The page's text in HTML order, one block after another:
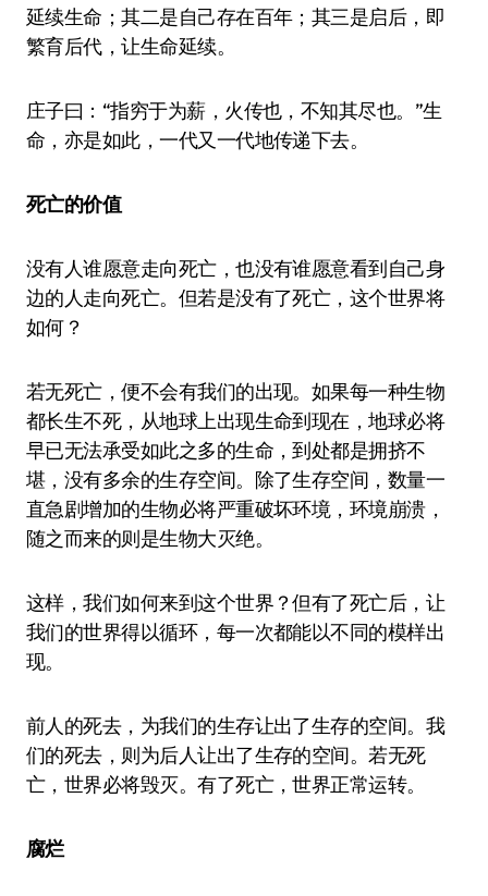
延续生命；其二是自己存在百年；其三是启后，即
繁育后代，让生命延续。
庄子曰：“指穷于为薪，火传也，不知其尽也。”生
命，亦是如此，一代又一代地传递下去。
死亡的价值
没有人谁愿意走向死亡，也没有谁愿意看到自己身
边的人走向死亡。但若是没有了死亡，这个世界将
如何？
若无死亡，便不会有我们的出现。如果每一种生物
都长生不死，从地球上出现生命到现在，地球必将
早已无法承受如此之多的生命，到处都是拥挤不
堪，没有多余的生存空间。除了生存空间，数量一
直急剧增加的生物必将严重破坏环境，环境崩溃，
随之而来的则是生物大灭绝。
这样，我们如何来到这个世界？但有了死亡后，让
我们的世界得以循环，每一次都能以不同的模样出
现。
前人的死去，为我们的生存让出了生存的空间。我
们的死去，则为后人让出了生存的空间。若无死
亡，世界必将毁灭。有了死亡，世界正常运转。
腐烂